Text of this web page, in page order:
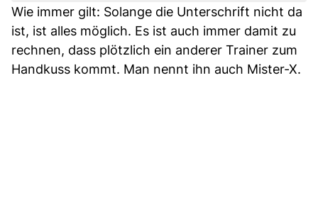
Wie immer gilt: Solange die Unterschrift nicht da
ist, ist alles möglich. Es ist auch immer damit zu
rechnen, dass plötzlich ein anderer Trainer zum
Handkuss kommt. Man nennt ihn auch Mister-X.